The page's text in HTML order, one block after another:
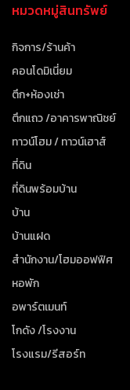
หมวดหมู่สินทรัพย์
กิจการ/ร้านค้า
คอนโดมิเนี่ยม
ตึก+ห้องเช่า
ตึกแถว /อาคารพาณิชย์
ทาวน์โฮม / ทาวน์เฮาส์
ที่ดิน
ที่ดินพร้อมบ้าน
บ้าน
บ้านแฝด
สำนักงาน/โฮมออฟฟิศ
หอพัก
อพาร์ตเมนท์
โกดัง /โรงงาน
โรงแรม/รีสอร์ท